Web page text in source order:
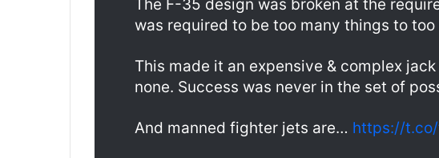
The F-35 design was broken at the
was required to be too many things to
This made it an expensive & complex
none. Success was never in the set of
And manned fighter jets are… https://t.co/